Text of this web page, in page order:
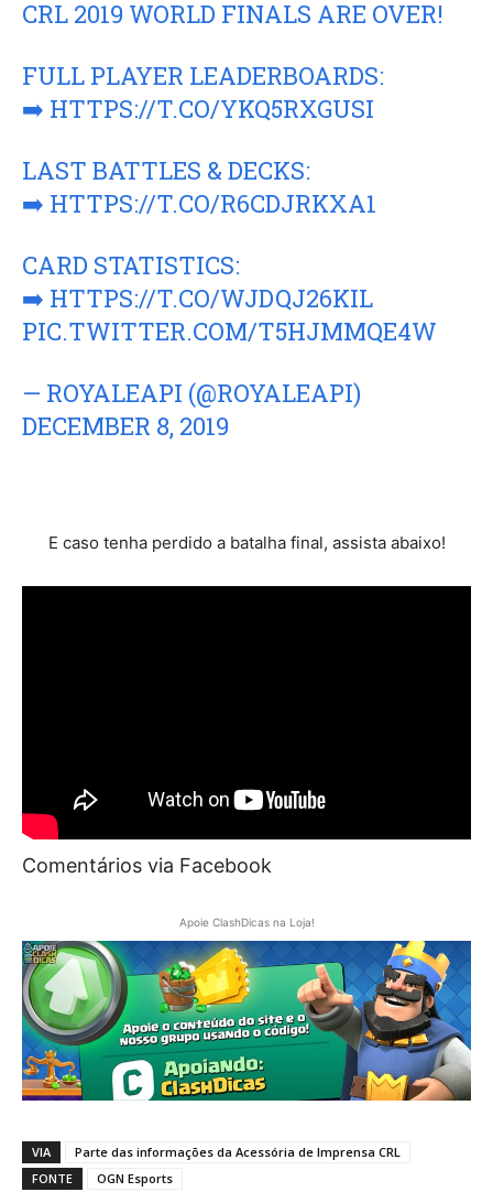
CRL 2019 WORLD FINALS ARE OVER!
FULL PLAYER LEADERBOARDS:
➡️ HTTPS://T.CO/YKQ5RXGUSI
LAST BATTLES & DECKS:
➡️ HTTPS://T.CO/R6CDJRKXA1
CARD STATISTICS:
➡️ HTTPS://T.CO/WJDQJ26KIL
PIC.TWITTER.COM/T5HJMMQE4W
— ROYALEAPI (@ROYALEAPI)
DECEMBER 8, 2019
E caso tenha perdido a batalha final, assista abaixo!
Comentários via Facebook
Apoie ClashDicas na Loja!
VIA
Parte das informações da Acessória de Imprensa CRL
FONTE
OGN Esports